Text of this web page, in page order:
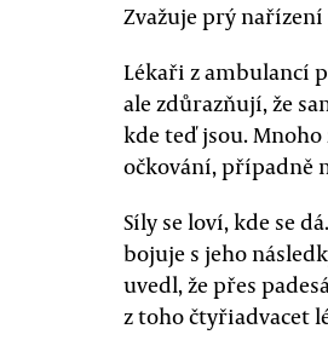
Zvažuje prý
Lékaři z ambulancí
ale zdůrazňují, že
kde teď jsou.
očkování, případně
Síly se loví, kde se
bojuje s jeho
uvedl, že přes
z toho čtyřiadvacet